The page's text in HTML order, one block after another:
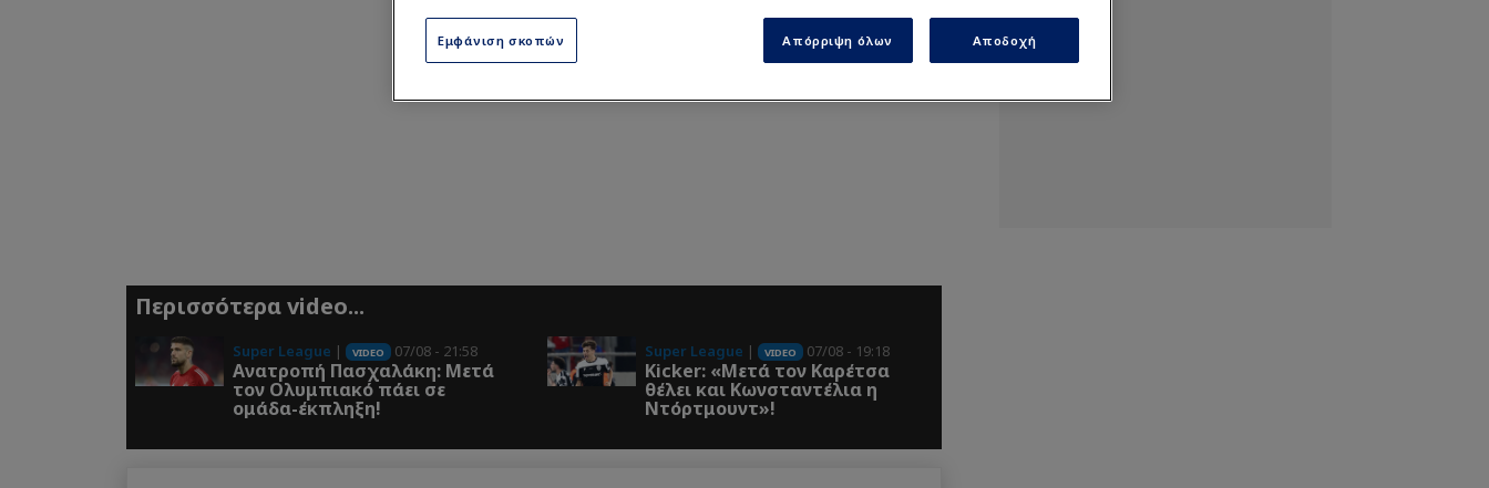
Περισσότερα video...
Super League | VIDEO 07/08 - 21:58
Ανατροπή Πασχαλάκη: Μετά
τον Ολυμπιακό πάει σε
ομάδα-έκπληξη!
Super League | VIDEO 07/08 - 19:18
Kicker: «Μετά τον Καρέτσα
θέλει και Κωνσταντέλια η
Ντόρτμουντ»!
Εμφάνιση σκοπών Απόρριψη όλων Αποδοχή